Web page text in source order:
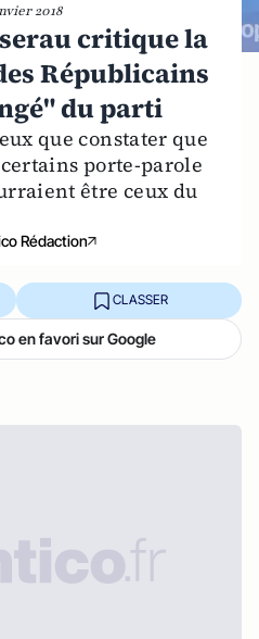
2018
critique la
Républicains
du parti
que constater que
porte-parole
être ceux du
Rédaction
CLASSER
en favori sur Google